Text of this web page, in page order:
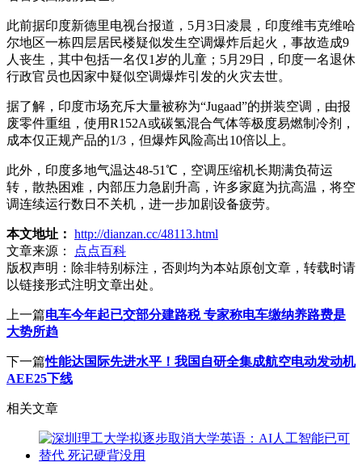
此前据印度新德里电视台报道，5月3日凌晨，印度维韦克维哈
尔地区一栋四层居民楼疑似发生空调爆炸后起火，事故造成9
人丧生，其中包括一名仅1岁的儿童；5月29日，印度一名退休
行政官员也因家中疑似空调爆炸引发的火灾去世。
据了解，印度市场充斥大量被称为“Jugaad”的拼装空调，由报
废零件重组，使用R152A或碳氢混合气体等极度易燃制冷剂，
成本仅正规产品的1/3，但爆炸风险高出10倍以上。
此外，印度多地气温达48-51℃，空调压缩机长期满负荷运
转，散热困难，内部压力急剧升高，许多家庭为抗高温，将空
调连续运行数日不关机，进一步加剧设备疲劳。
本文地址： http://dianzan.cc/48113.html
文章来源：
点点百科
版权声明： 除非特别标注，否则均为本站原创文章，转载时请
以链接形式注明文章出处。
上一篇电车今年起已交部分建路税 专家称电车缴纳养路费是
大势所趋
下一篇性能达国际先进水平！我国自研全集成航空电动发动机
AEE25下线
相关文章